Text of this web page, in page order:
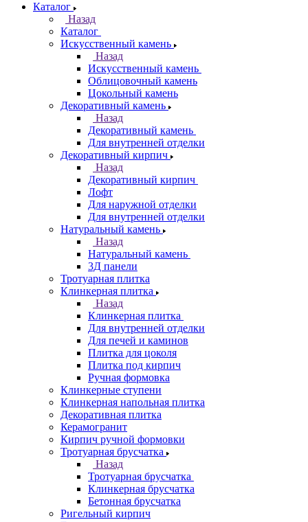
Каталог
Назад
Каталог
Искусственный камень
Назад
Искусственный камень
Облицовочный камень
Цокольный камень
Декоративный камень
Назад
Декоративный камень
Для внутренней отделки
Декоративный кирпич
Назад
Декоративный кирпич
Лофт
Для наружной отделки
Для внутренней отделки
Натуральный камень
Назад
Натуральный камень
3Д панели
Тротуарная плитка
Клинкерная плитка
Назад
Клинкерная плитка
Для внутренней отделки
Для печей и каминов
Плитка для цоколя
Плитка под кирпич
Ручная формовка
Клинкерные ступени
Клинкерная напольная плитка
Декоративная плитка
Керамогранит
Кирпич ручной формовки
Тротуарная брусчатка
Назад
Тротуарная брусчатка
Клинкерная брусчатка
Бетонная брусчатка
Ригельный кирпич